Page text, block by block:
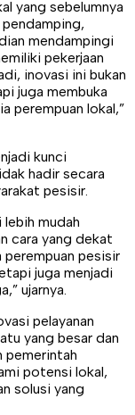
yang sebelumnya
mendampingi
pekerjaan
inovasi ini bukan
juga membuka
perempuan lokal,”
kunci
hadir secara
pesisir.
mudah
cara yang dekat
perempuan pesisir
juga menjadi
ujarnya.
pelayanan
yang besar dan
pemerintah
potensi lokal,
solusi yang